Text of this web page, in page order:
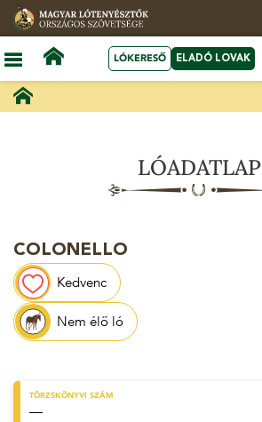
LÓKERESŐ ELADÓ LOVAK
LÓADATLAP
COLONELLO
Kedvenc
Nem élő ló
TÖRZSKÖNYVI SZÁM
—